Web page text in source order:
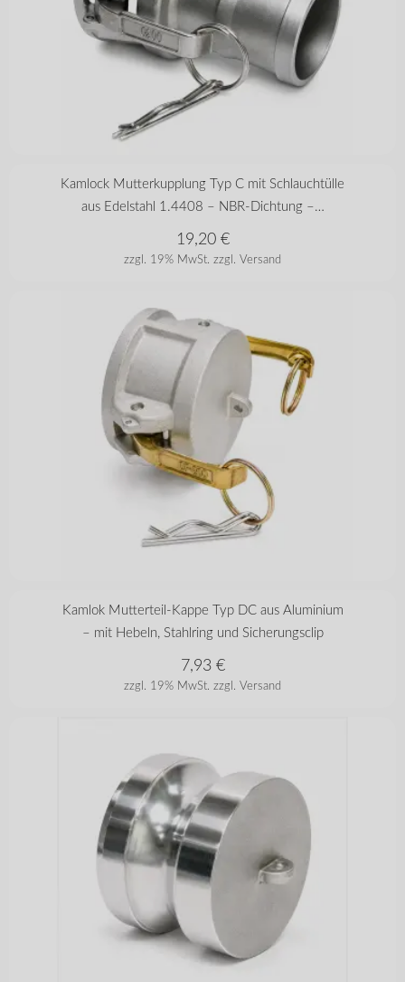
in vielen Varianten
Kamlock Mutterkupplung Typ C mit Schlauchtülle
aus Edelstahl 1.4408 – NBR-Dichtung –…
zzgl. 19% MwSt. zzgl. Versand
19,20€
in vielen Varianten
Kamlok Mutterteil-Kappe Typ DC aus Aluminium
– mit Hebeln, Stahlring und Sicherungsclip
zzgl. 19% MwSt. zzgl. Versand
7,93€